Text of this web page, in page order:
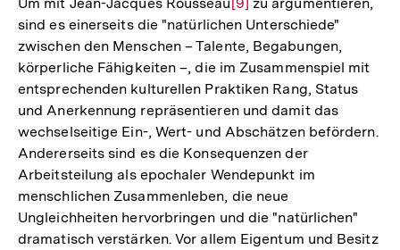
Auflösung
der
Fußnote
sind es einerseits die "natürlichen Unterschiede"
zwischen den Menschen – Talente, Begabungen,
körperliche Fähigkeiten –, die im Zusammenspiel mit
entsprechenden kulturellen Praktiken Rang, Status
und Anerkennung repräsentieren und damit das
wechselseitige Ein-, Wert- und Abschätzen befördern.
Andererseits sind es die Konsequenzen der
Arbeitsteilung als epochaler Wendepunkt im
menschlichen Zusammenleben, die neue
Ungleichheiten hervorbringen und die "natürlichen"
dramatisch verstärken. Vor allem Eigentum und Besitz